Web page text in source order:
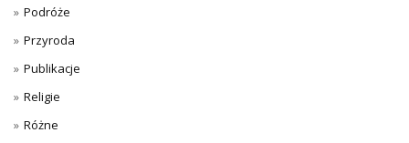
Podróże
Przyroda
Publikacje
Religie
Różne